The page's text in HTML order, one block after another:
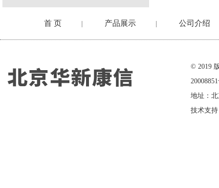
首 页 | 产品展示 | 公司介绍
© 2019
地址：
技术支